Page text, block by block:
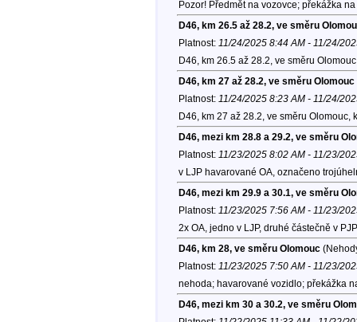
Pozor! Předmět na vozovce; překážka
D46, km 26.5 až 28.2, ve směru
Platnost: 11/24/2025 8:44 AM - 11/24/
D46, km 26.5 až 28.2, ve směru
D46, km 27 až 28.2, ve směru Olomouc
Platnost: 11/24/2025 8:23 AM - 11/24/
D46, km 27 až 28.2, ve směru Olomouc,
D46, mezi km 28.8 a 29.2, ve směru
Platnost: 11/23/2025 8:02 AM - 11/23/
v LJP havarované OA, označeno
D46, mezi km 29.9 a 30.1, ve směru
Platnost: 11/23/2025 7:56 AM - 11/23/
2x OA, jedno v LJP, druhé částečně v
D46, km 28, ve směru Olomouc
Platnost: 11/23/2025 7:50 AM - 11/23/
nehoda; havarované vozidlo; překážka
D46, mezi km 30 a 30.2, ve směru